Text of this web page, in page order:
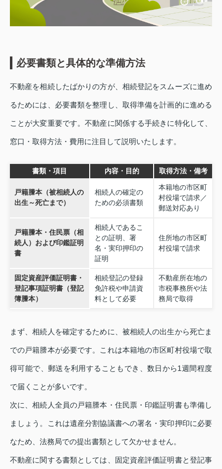
必要書類と具体的な準備方法
不動産を相続したばかりの方が、相続登記をスムーズに進め
るためには、必要書類を整理し、取得準備を計画的に進める
ことが大変重要です。不動産に関係する手続きに特化して、
窓口・取得方法・費用に注目して説明いたします。
書類・項目 内容・目的 取得方法・備考
戸籍謄本（被相続人の
出生～死亡まで）
相続人の確定の
ための必須書類
本籍地の市区町
村役場で請求／
郵送対応あり
戸籍謄本・住民票（相
続人）および印鑑証明
書
相続人であるこ
との証明、署
名・実印押印の
証明
住所地の市区町
村役場で請求
固定資産評価証明書・
登記事項証明書（登記
簿謄本）
相続登記の登録
免許税や申請資
料として必要
不動産所在地の
市税事務所や法
務局で取得
まず、相続人を確定するために、被相続人の出生から死亡ま
での戸籍謄本が必要です。これは本籍地の市区町村役場で取
得可能で、郵送を利用することもでき、数日から1週間程度
で届くことが多いです。
次に、相続人全員の戸籍謄本・住民票・印鑑証明書も準備し
ましょう。これは遺産分割協議書への署名・実印押印に必要
なため、法務局での提出書類として欠かせません。
不動産に関する書類としては、固定資産評価証明書と登記事